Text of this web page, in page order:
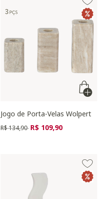
Jogo de Porta-Velas Wolpert
Preço reduzido de
R$ 134,90 para
R$ 109,90